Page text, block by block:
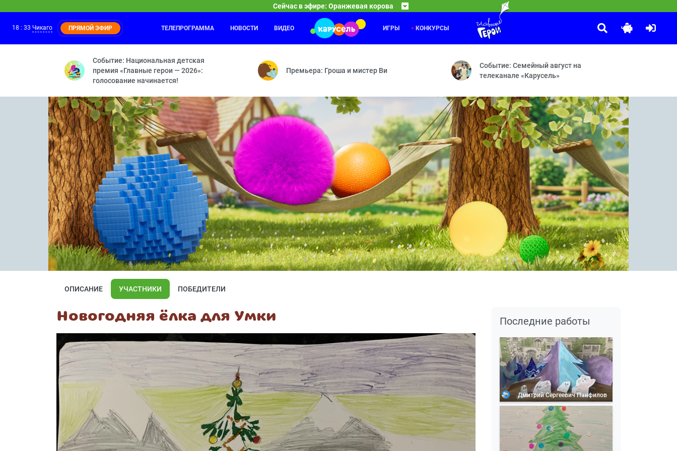
Сейчас в эфире: Оранжевая корова
18:30
Оранжевая корова
Средние века — Розыгрыш — Грабли — Робот — Сонные каникулы — Ярмарка — День ошибок — Моя няня — Непростая работа
Спокойной ночи, малыши!
Передача «Спокойной ночи, малыши!» — уникальное явление на телевидении. Программа существует с сентября
10 ЛЕТ ВОЛШЕБСТВА. Сказочный патруль
Волшебная ботаника — Страна саламандр — Пряничный
18 : 33 Чикаго ПРЯМОЙ ЭФИР ТЕЛЕПРОГРАММА НОВОСТИ ВИДЕО ИГРЫ КОНКУРСЫ
Событие: Национальная детская
премия «Главные герои — 2026»:
голосование начинается!
Премьера: Гроша и мистер Ви
Событие: Семейный август на
телеканале «Карусель»
ОПИСАНИЕ УЧАСТНИКИ ПОБЕДИТЕЛИ
Новогодняя ёлка для Умки Последние работы
Дмитрий Сергеевич Панфилов